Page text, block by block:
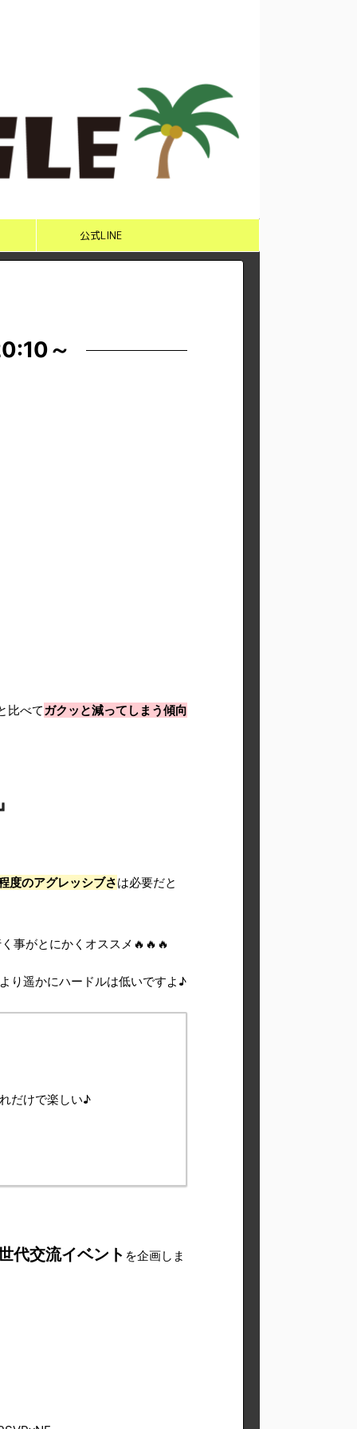
公式LINE
～
比べてガクッと減ってしまう傾向
度のアグレッシブさは必要だと
事がとにかくオススメ🔥🔥🔥
り遥かにハードルは低いですよ♪
だけで楽しい♪
代交流イベント を企画しま